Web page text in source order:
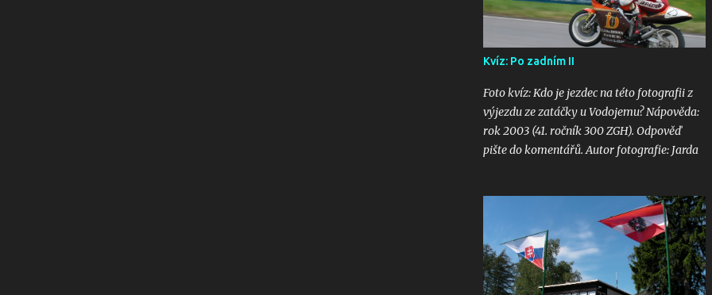
Kvíz: Po zadním II
Foto kvíz: Kdo je jezdec na této fotografii z
výjezdu ze zatáčky u Vodojemu? Nápověda:
rok 2003 (41. ročník 300 ZGH). Odpověď
pište do komentářů. Autor fotografie: Jarda